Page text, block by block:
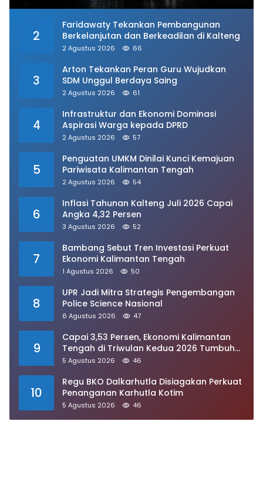
2
Faridawaty Tekankan Pembangunan
Berkelanjutan dan Berkeadilan di Kalteng
2 Agustus 2026 66
3
Arton Tekankan Peran Guru Wujudkan
SDM Unggul Berdaya Saing
2 Agustus 2026 61
4
Infrastruktur dan Ekonomi Dominasi
Aspirasi Warga kepada DPRD
2 Agustus 2026 57
5
Penguatan UMKM Dinilai Kunci Kemajuan
Pariwisata Kalimantan Tengah
2 Agustus 2026 54
6
Inflasi Tahunan Kalteng Juli 2026 Capai
Angka 4,32 Persen
3 Agustus 2026 52
7
Bambang Sebut Tren Investasi Perkuat
Ekonomi Kalimantan Tengah
1 Agustus 2026 50
8
UPR Jadi Mitra Strategis Pengembangan
Police Science Nasional
6 Agustus 2026 47
9
Capai 3,53 Persen, Ekonomi Kalimantan
Tengah di Triwulan Kedua 2026 Tumbuh
Signifikan
5 Agustus 2026 46
10
Regu BKO Dalkarhutla Disiagakan Perkuat
Penanganan Karhutla Kotim
5 Agustus 2026 46